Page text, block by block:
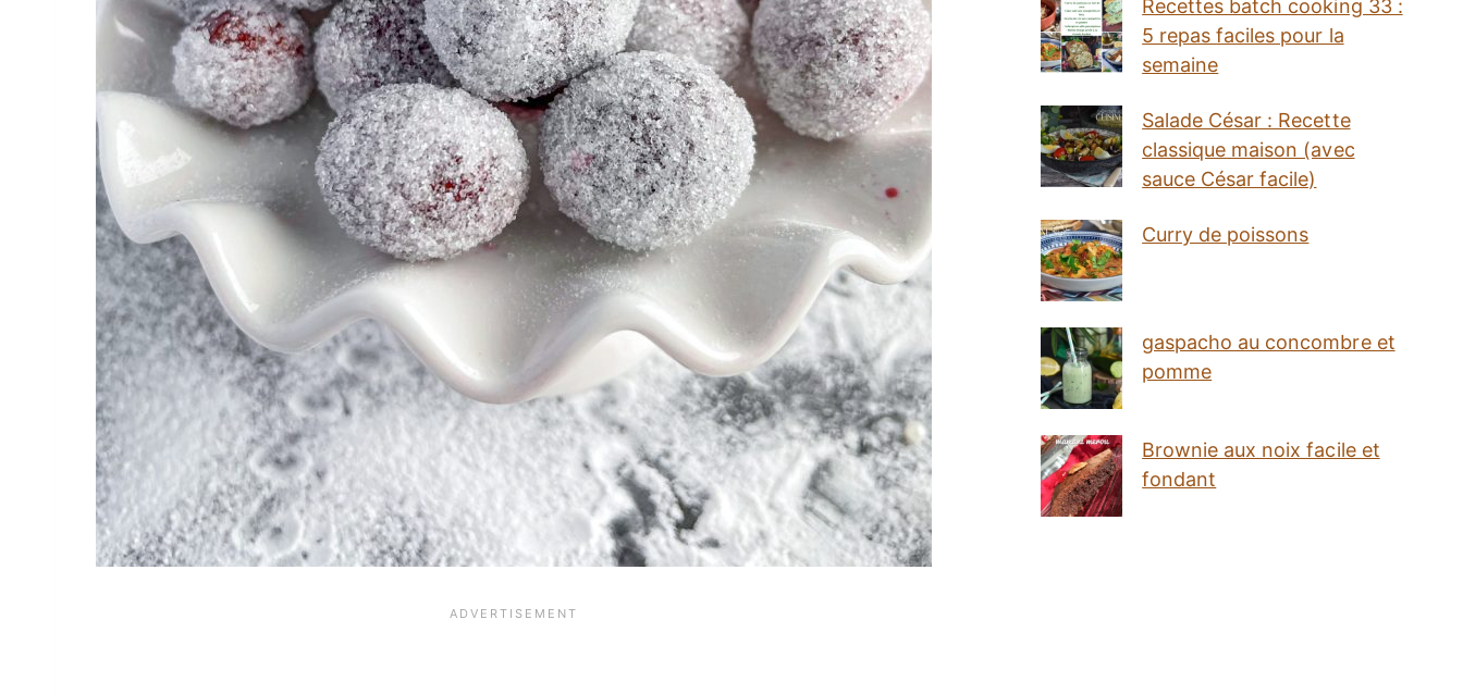
Recettes batch cooking 33 :
5 repas faciles pour la
semaine
Salade César : Recette
classique maison (avec
sauce César facile)
Curry de poissons
gaspacho au concombre et
pomme
Brownie aux noix facile et
fondant